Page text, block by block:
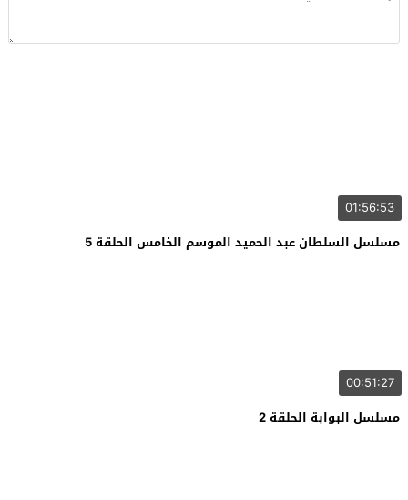
01:56:53
مسلسل السلطان عبد الحميد الموسم الخامس الحلقة 5
00:51:27
مسلسل البوابة الحلقة 2